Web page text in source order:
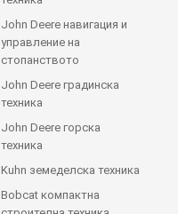
John Deere навигация и
управление на
стопанството
John Deere градинска
техника
John Deere горска
техника
Kuhn земеделска техника
Bobcat компактна